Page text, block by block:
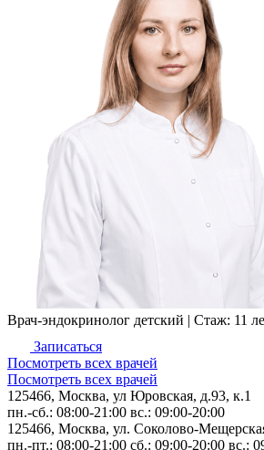
Врач-эндокринолог детский | Стаж: 11
Записаться
Посмотреть всех врачей
Посмотреть всех врачей
125466, Москва, ул Юровская, д.93, к.1
пн.-сб.: 08:00-21:00 вс.: 09:00-20:00
125466, Москва, ул. Соколово-
пн.-пт.: 08:00-21:00 сб.: 09:00-20:00 вс.: